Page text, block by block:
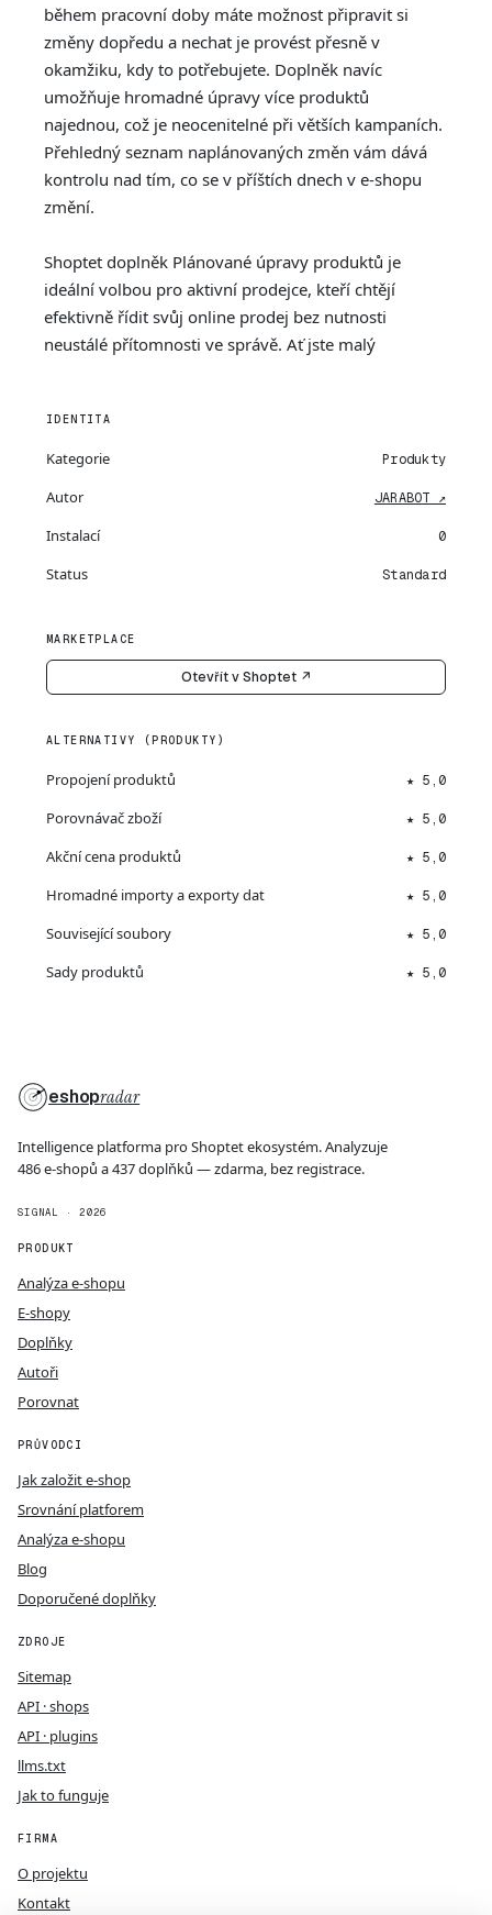
během pracovní doby máte možnost připravit si
změny dopředu a nechat je provést přesně v
okamžiku, kdy to potřebujete. Doplněk navíc
umožňuje hromadné úpravy více produktů
najednou, což je neocenitelné při větších kampaních.
Přehledný seznam naplánovaných změn vám dává
kontrolu nad tím, co se v příštích dnech v e-shopu
změní.
Shoptet doplněk Plánované úpravy produktů je
ideální volbou pro aktivní prodejce, kteří chtějí
efektivně řídit svůj online prodej bez nutnosti
neustálé přítomnosti ve správě. Ať jste malý
IDENTITA
Kategorie Produkty
Autor JARABOT ↗
Instalací 0
Status Standard
MARKETPLACE
Otevřít v Shoptet ↗
ALTERNATIVY (PRODUKTY)
Propojení produktů ★ 5,0
Porovnávač zboží ★ 5,0
Akční cena produktů ★ 5,0
Hromadné importy a exporty dat ★ 5,0
Související soubory ★ 5,0
Sady produktů ★ 5,0
eshopradar
Intelligence platforma pro Shoptet ekosystém. Analyzuje
486 e-shopů a 437 doplňků — zdarma, bez registrace.
SIGNAL · 2026
PRODUKT
Analýza e-shopu
E-shopy
Doplňky
Autoři
Porovnat
PRŮVODCI
Jak založit e-shop
Srovnání platforem
Analýza e-shopu
Blog
Doporučené doplňky
ZDROJE
Sitemap
API · shops
API · plugins
llms.txt
Jak to funguje
FIRMA
O projektu
Kontakt